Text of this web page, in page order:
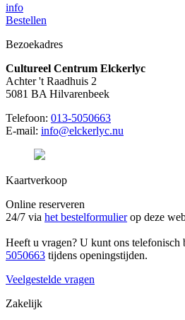
info
Bestellen
Bezoekadres
Cultureel Centrum Elckerlyc
Achter 't Raadhuis 2
5081 BA Hilvarenbeek
Telefoon: 013-5050663
E-mail: info@elckerlyc.nu
Kaartverkoop
Online reserveren
24/7 via het bestelformulierop deze
Heeft u vragen? U kunt ons telefonisch
5050663 tijdens openingstijden.
Veelgestelde vragen
Zakelijk